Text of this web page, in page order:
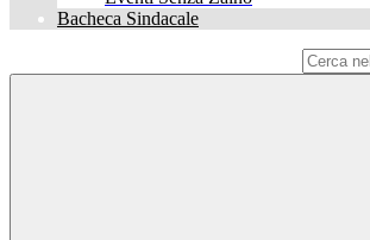
Bacheca Sindacale